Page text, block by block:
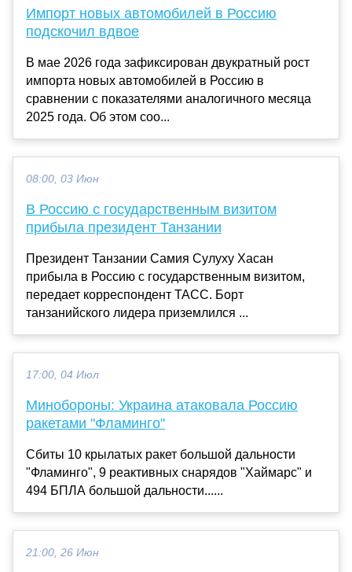
Импорт новых автомобилей в Россию
подскочил вдвое
В мае 2026 года зафиксирован двукратный рост
импорта новых автомобилей в Россию в
сравнении с показателями аналогичного месяца
2025 года. Об этом соо...
08:00, 03 Июн
В Россию с государственным визитом
прибыла президент Танзании
Президент Танзании Самия Сулуху Хасан
прибыла в Россию с государственным визитом,
передает корреспондент ТАСС. Борт
танзанийского лидера приземлился ...
17:00, 04 Июл
Минобороны: Украина атаковала Россию
ракетами "Фламинго"
Сбиты 10 крылатых ракет большой дальности
"Фламинго", 9 реактивных снарядов "Хаймарс" и
494 БПЛА большой дальности......
21:00, 26 Июн